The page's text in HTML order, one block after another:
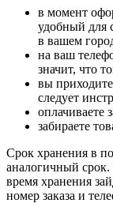
в момент
удобный для
в вашем
на ваш
значит, что
вы
следует
оплачиваете
забираете
Срок хранения в
аналогичный
время хранения
номер заказа и